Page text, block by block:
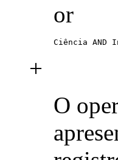
or
Ciência AND
+
O